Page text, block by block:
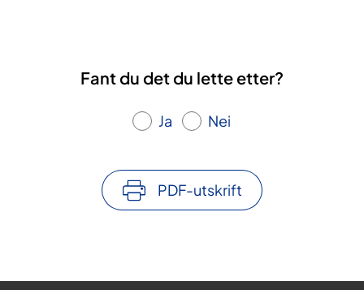
Fant du det du lette etter?
Ja Nei
PDF-utskrift